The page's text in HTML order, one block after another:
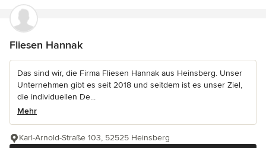
Fliesen Hannak
Das sind wir, die Firma Fliesen Hannak aus Heinsberg. Unser
Unternehmen gibt es seit 2018 und seitdem ist es unser Ziel,
die individuellen De...
Mehr
Karl-Arnold-Straße 103, 52525 Heinsberg